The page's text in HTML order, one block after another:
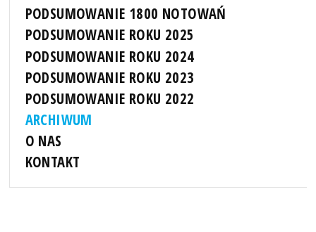
PODSUMOWANIE 1800 NOTOWAŃ
PODSUMOWANIE ROKU 2025
PODSUMOWANIE ROKU 2024
PODSUMOWANIE ROKU 2023
PODSUMOWANIE ROKU 2022
ARCHIWUM
O NAS
KONTAKT